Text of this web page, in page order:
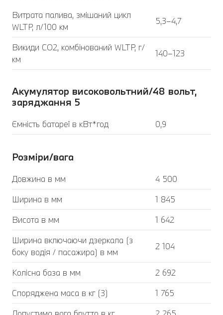
Витрата палива, змішаний цикл
WLTP, л/100 км
5,3–4,7
Викиди CO2, комбінований WLTP, г/
км
140–123
Акумулятор високовольтний/48 вольт,
заряджання 5
Ємність батареї в кВт*год 0,9
Розміри/вага
Довжина в мм
4 500
Ширина в мм
1 845
Висота в мм
1 642
Ширина включаючи дзеркала (з
боку водія / пасажира) в мм
2 104
Колісна база в мм
2 692
Споряджена маса в кг (3)
1 765